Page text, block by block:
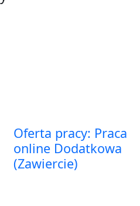
Oferta pracy: Praca
online Dodatkowa
(Zawiercie)